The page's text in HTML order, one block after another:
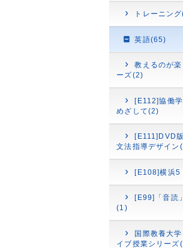
トレーニン
英語(65)
教えるのが
ーズ(2)
[E112]協働
めざして(2)
[E111]DVD
文法指導デザイン
[E108]横浜
[E99]「音読
(1)
国際教養大
イブ授業シリーズ